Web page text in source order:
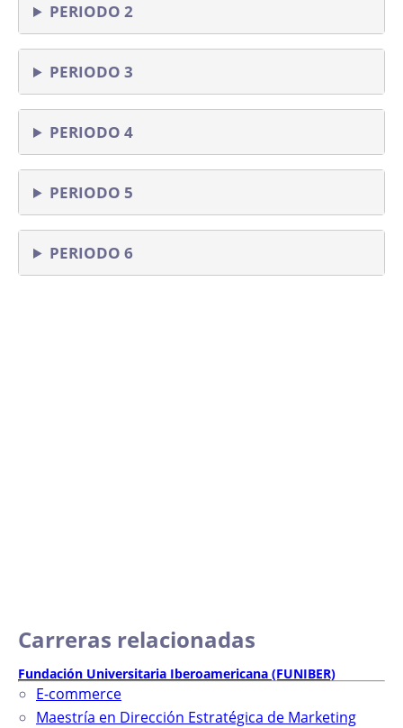
PERIODO 2
PERIODO 3
PERIODO 4
PERIODO 5
PERIODO 6
Carreras relacionadas
Fundación Universitaria Iberoamericana (FUNIBER)
E-commerce
Maestría en Dirección Estratégica de Marketing